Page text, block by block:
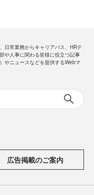
日常業務からキャリアパス、HRテ
や人事に関わる皆様に役立つ記事
やニュースなどを提供するWebマ
広告掲載のご案内